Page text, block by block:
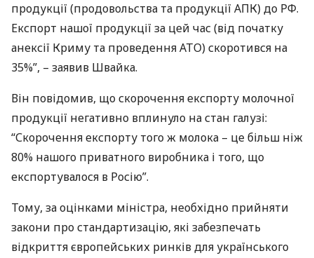
продукції (продовольства та продукції АПК) до РФ.
Експорт нашої продукції за цей час (від початку
анексії Криму та проведенняАТО) скоротився на
35%”, – заявив Швайка.
Він повідомив, що скорочення експорту молочної
продукції негативно вплинуло на стан галузі:
“Скорочення експорту того ж молока – це більш ніж
80% нашого приватного виробника і того, що
експортувалося в Росію”.
Тому, за оцінками міністра, необхідно прийняти
закони про стандартизацію, які забезпечать
відкриття європейських ринків для українського